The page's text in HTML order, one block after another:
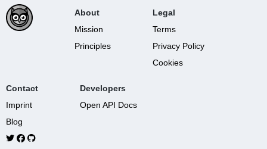
About
Mission
Principles
Legal
Terms
Privacy Policy
Cookies
Contact
Imprint
Blog
Developers
Open API Docs